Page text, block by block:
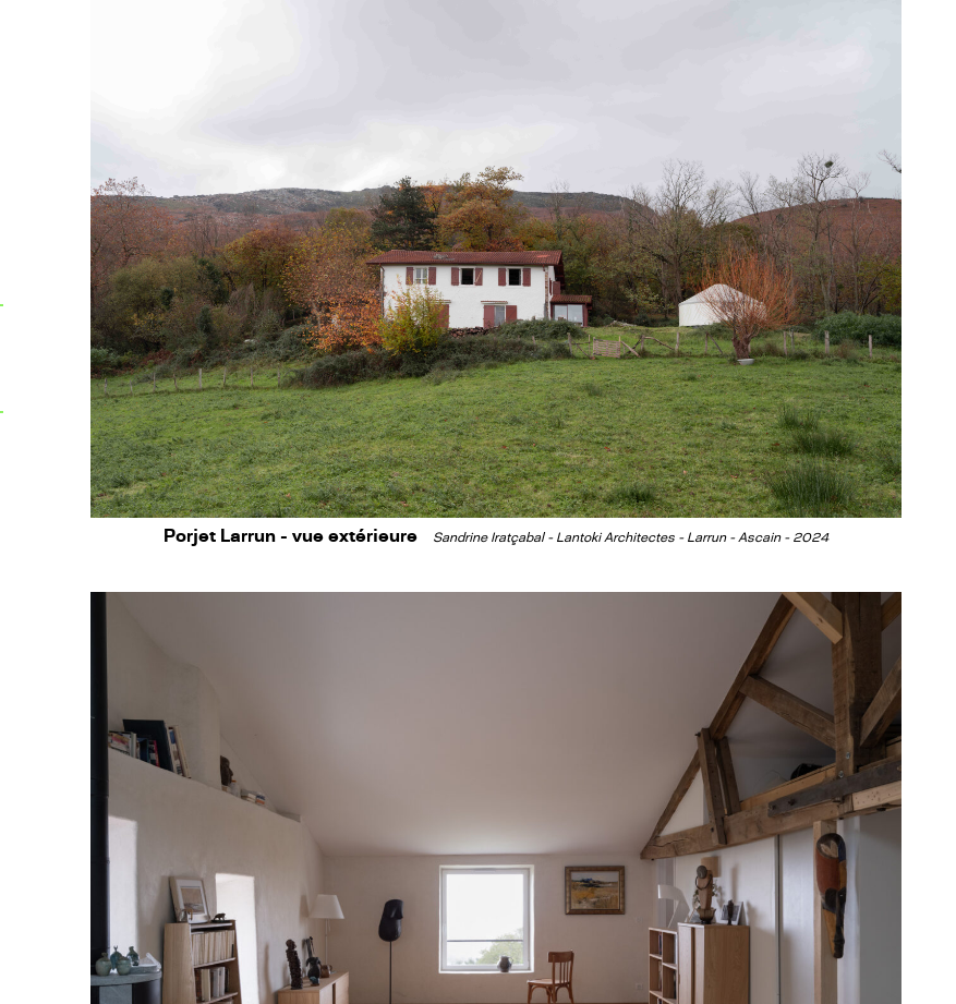
Porjet Larrun - vue extérieure Sandrine Iratçabal - Lantoki Architectes - Larrun - Ascain - 2024